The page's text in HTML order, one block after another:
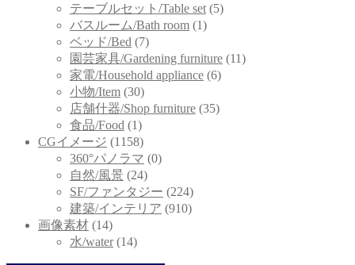
テーブルセット/Table set (5)
バスルーム/Bath room (1)
ベッド/Bed (7)
園芸家具/Gardening furniture (11)
家電/Household appliance (6)
小物/Item (30)
店舗什器/Shop furniture (35)
食品/Food (1)
CGイメージ (1158)
360°パノラマ (0)
自然/風景 (24)
SF/ファンタジー (224)
建築/インテリア (910)
画像素材 (14)
水/water (14)